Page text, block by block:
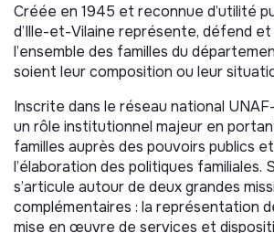
Créée en 1945 et reconnue d’utilité
d’Ille-et-Vilaine représente, défend
l’ensemble des familles du
soient leur composition ou leur
Inscrite dans le réseau national
un rôle institutionnel majeur en
familles auprès des pouvoirs publics
l’élaboration des politiques familiales.
s’articule autour de deux grandes
complémentaires : la représentation
mise en œuvre de services et